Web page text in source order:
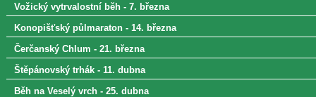
Vožický vytrvalostní běh - 7. března
Konopišťský půlmaraton - 14. března
Čerčanský Chlum - 21. března
Štěpánovský trhák - 11. dubna
Běh na Veselý vrch - 25. dubna